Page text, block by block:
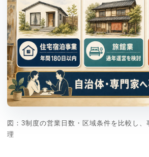
図：3制度の営業日数・区域条件を比較し
理